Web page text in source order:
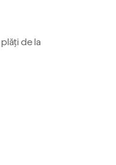
de la